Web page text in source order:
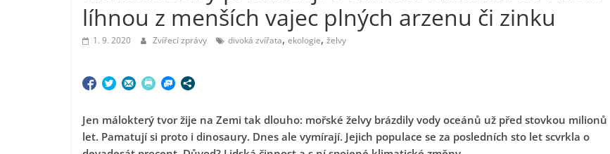
líhnou z menších vajec plných arzenu či zinku
1. 9. 2020 Zvířecí zprávy divoká zvířata, ekologie, želvy
Jen málokterý tvor žije na Zemi tak dlouho: mořské želvy brázdily vody oceánů už před stovkou milionů
let. Pamatují si proto i dinosaury. Dnes ale vymírají. Jejich populace se za posledních sto let scvrkla o